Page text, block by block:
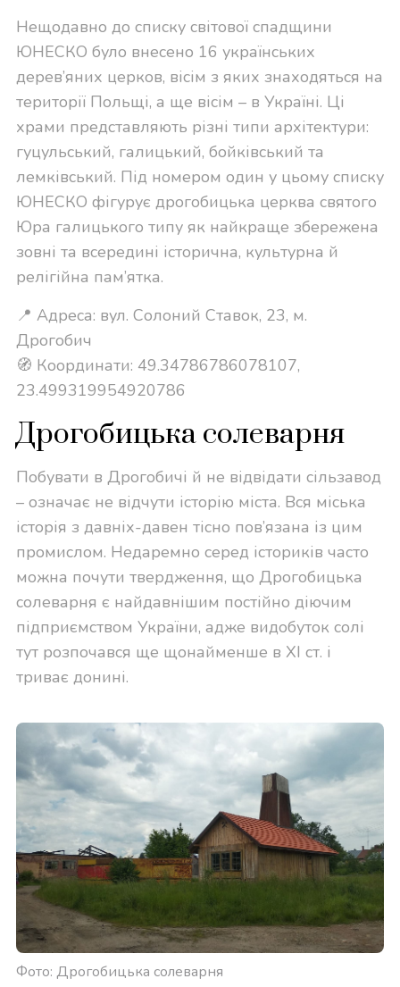
Нещодавно до списку світової спадщини
ЮНЕСКО було внесено 16 українських
дерев’яних церков, вісім з яких знаходяться на
території Польщі, а ще вісім – в Україні. Ці
храми представляють різні типи архітектури:
гуцульський, галицький, бойківський та
лемківський. Під номером один у цьому списку
ЮНЕСКО фігурує дрогобицька церква святого
Юра галицького типу як найкраще збережена
зовні та всередині історична, культурна й
релігійна пам’ятка.
📍 Адреса: вул. Солоний Ставок, 23, м.
Дрогобич
🧭 Координати: 49.34786786078107,
23.499319954920786
Дрогобицька солеварня
Побувати в Дрогобичі й не відвідати сільзавод
– означає не відчути історію міста. Вся міська
історія з давніх-давен тісно пов’язана із цим
промислом. Недаремно серед істориків часто
можна почути твердження, що Дрогобицька
солеварня є найдавнішим постійно діючим
підприємством України, адже видобуток солі
тут розпочався ще щонайменше в XI ст. і
триває донині.
Фото: Дрогобицька солеварня